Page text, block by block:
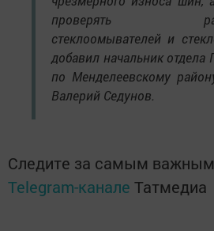
проверять
стеклоомывателей и
добавил начальник отдела
по Менделеевскому
Валерий Седунов.
Следите за самым
Telegram-канале Татмедиа